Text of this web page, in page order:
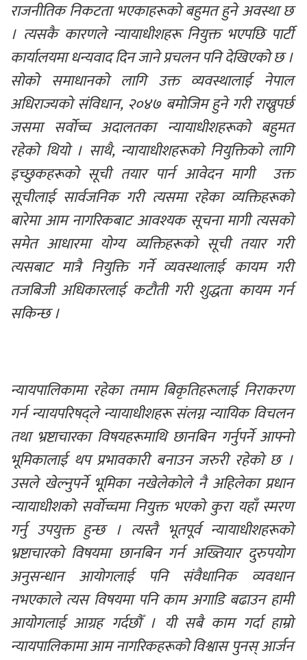
राजनीतिक निकटता भएकाहरूको बहुमत हुने अवस्था छ
। त्यसकै कारणले न्यायाधीशहरू नियुक्त भएपछि पार्टी
कार्यालयमा धन्यवाद दिन जाने प्रचलन पनि देखिएको छ ।
सोको समाधानको लागि उक्त व्यवस्थालाई नेपाल
अधिराज्यको संविधान, २०४७ बमोजिम हुने गरी राख्नुपर्छ
जसमा सर्वोच्च अदालतका न्यायाधीशहरूको बहुमत
रहेको थियो । साथै, न्यायाधीशहरूको नियुक्तिको लागि
इच्छुकहरूको सूची तयार पार्न आवेदन मागी  उक्त
सूचीलाई सार्वजनिक गरी त्यसमा रहेका व्यक्तिहरूको
बारेमा आम नागरिकबाट आवश्यक सूचना मागी त्यसको
समेत आधारमा योग्य व्यक्तिहरूको सूची तयार गरी
त्यसबाट मात्रै नियुक्ति गर्ने व्यवस्थालाई कायम गरी
तजबिजी अधिकारलाई कटौती गरी शुद्धता कायम गर्न
सकिन्छ ।
न्यायपालिकामा रहेका तमाम बिकृतिहरूलाई निराकरण
गर्न न्यायपरिषद्ले न्यायाधीशहरू संलग्न न्यायिक विचलन
तथा भ्रष्टाचारका विषयहरूमाथि छानबिन गर्नुपर्ने आफ्नो
भूमिकालाई थप प्रभावकारी बनाउन जरुरी रहेको छ ।
उसले खेल्नुपर्ने भूमिका नखेलेकोले नै अहिलेका प्रधान
न्यायाधीशको सर्वोच्चमा नियुक्त भएको कुरा यहाँ स्मरण
गर्नु उपयुक्त हुन्छ । त्यस्तै भूतपूर्व न्यायाधीशहरूको
भ्रष्टाचारको विषयमा छानबिन गर्न अख्तियार दुरुपयोग
अनुसन्धान आयोगलाई पनि संवैधानिक व्यवधान
नभएकाले त्यस विषयमा पनि काम अगाडि बढाउन हामी
आयोगलाई आग्रह गर्दछौँ । यी सबै काम गर्दा हाम्रो
न्यायपालिकामा आम नागरिकहरूको विश्वास पुनस् आर्जन